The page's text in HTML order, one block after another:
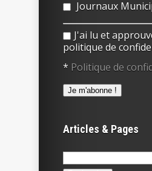
Journaux
J'ai lu et
politique de
* Politique de
Articles & Pages
Rechercher :